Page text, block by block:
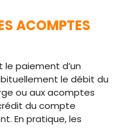
ACOMPTES
paiement d’un
le débit du
ou aux acomptes
du compte
En pratique, les